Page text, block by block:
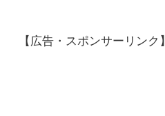
【広告・スポンサーリンク】